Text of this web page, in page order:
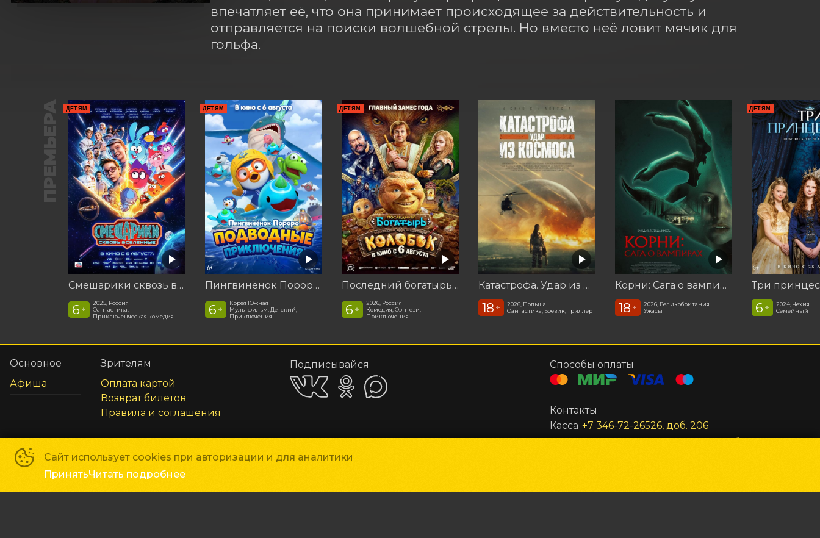
впечатляет её, что она принимает происходящее за действительность и
отправляется на поиски волшебной стрелы. Но вместо неё ловит мячик для
гольфа.
ПРЕМЬЕРА ДЕТЯМ
Смешарики сквозь вселенные
6 +
2025, Россия
Фантастика,
Приключенческая комедия
ДЕТЯМ
Пингвинёнок Пороро: Подводные приключения
6 +
Корея Южная
Мультфильм, Детский,
Приключения
ДЕТЯМ
Последний богатырь. Колобок
6 +
2026, Россия
Комедия, Фэнтези,
Приключения
Катастрофа. Удар из космоса
18 +
2026, Польша
Фантастика, Боевик, Триллер
Корни: Сага о вампирах
18 +
2026, Великобритания
Ужасы
ДЕТЯМ
Три
6 +
2024, Чехия
Семейный
Сайт использует cookies при авторизации и для аналитики
ПринятьЧитать подробнее
Основное
Афиша
Зрителям
Оплата картой
Возврат билетов
Правила и соглашения
Подписывайся Способы оплаты
Контакты
Касса +7 346-72-26526, доб. 206
Администратор +7 346-72-26526, доб. 302
По вопросам гастролей и маркетинга